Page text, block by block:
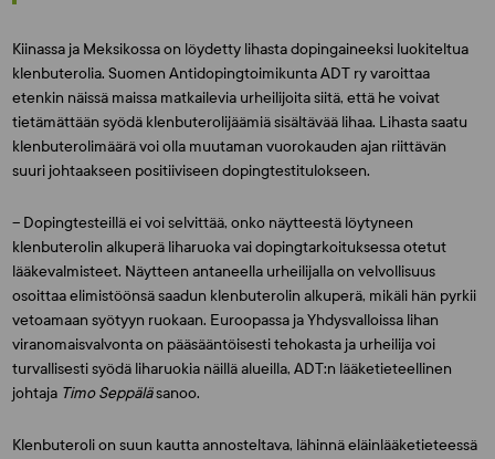
Kiinassa ja Meksikossa on löydetty lihasta dopingaineeksi luokiteltua
klenbuterolia. Suomen Antidopingtoimikunta ADT ry varoittaa
etenkin näissä maissa matkailevia urheilijoita siitä, että he voivat
tietämättään syödä klenbuterolijäämiä sisältävää lihaa. Lihasta saatu
klenbuterolimäärä voi olla muutaman vuorokauden ajan riittävän
suuri johtaakseen positiiviseen dopingtestitulokseen.
– Dopingtesteillä ei voi selvittää, onko näytteestä löytyneen
klenbuterolin alkuperä liharuoka vai dopingtarkoituksessa otetut
lääkevalmisteet. Näytteen antaneella urheilijalla on velvollisuus
osoittaa elimistöönsä saadun klenbuterolin alkuperä, mikäli hän pyrkii
vetoamaan syötyyn ruokaan. Euroopassa ja Yhdysvalloissa lihan
viranomaisvalvonta on pääsääntöisesti tehokasta ja urheilija voi
turvallisesti syödä liharuokia näillä alueilla, ADT:n lääketieteellinen
johtaja Timo Seppäläsanoo.
Klenbuteroli on suun kautta annosteltava, lähinnä eläinlääketieteessä